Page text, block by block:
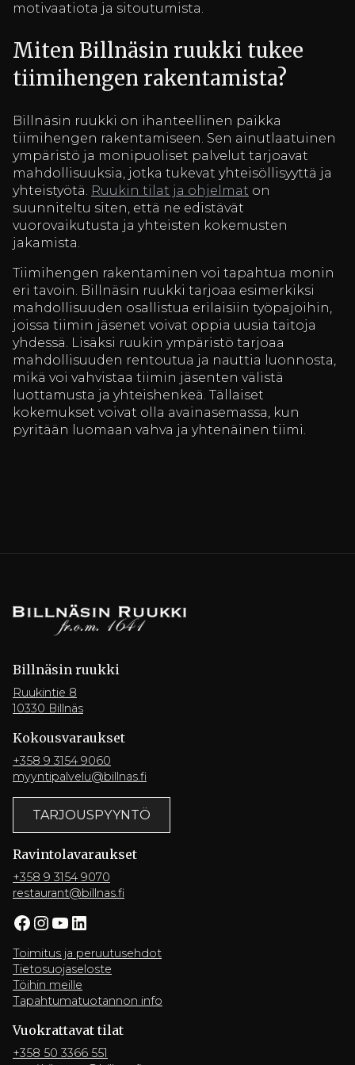
motivaatiota ja sitoutumista.
Miten Billnäsin ruukki tukee
tiimihengen rakentamista?
Billnäsin ruukki on ihanteellinen paikka
tiimihengen rakentamiseen. Sen ainutlaatuinen
ympäristö ja monipuoliset palvelut tarjoavat
mahdollisuuksia, jotka tukevat yhteisöllisyyttä ja
yhteistyötä. Ruukin tilat ja ohjelmat on
suunniteltu siten, että ne edistävät
vuorovaikutusta ja yhteisten kokemusten
jakamista.
Tiimihengen rakentaminen voi tapahtua monin
eri tavoin. Billnäsin ruukki tarjoaa esimerkiksi
mahdollisuuden osallistua erilaisiin työpajoihin,
joissa tiimin jäsenet voivat oppia uusia taitoja
yhdessä. Lisäksi ruukin ympäristö tarjoaa
mahdollisuuden rentoutua ja nauttia luonnosta,
mikä voi vahvistaa tiimin jäsenten välistä
luottamusta ja yhteishenkeä. Tällaiset
kokemukset voivat olla avainasemassa, kun
pyritään luomaan vahva ja yhtenäinen tiimi.
Billnäsin ruukki
Ruukintie 8
10330 Billnäs
Kokousvaraukset
+358 9 3154 9060
myyntipalvelu@billnas.fi
TARJOUSPYYNTÖ
Ravintola­varaukset
+358 9 3154 9070
restaurant@billnas.fi
Facebook InstagramYouTube LinkedIn
Toimitus ja peruutusehdot
Tietosuojaseloste
Töihin meille
Tapahtumatuotannon info
Vuokrattavat tilat
+358 50 3366 551